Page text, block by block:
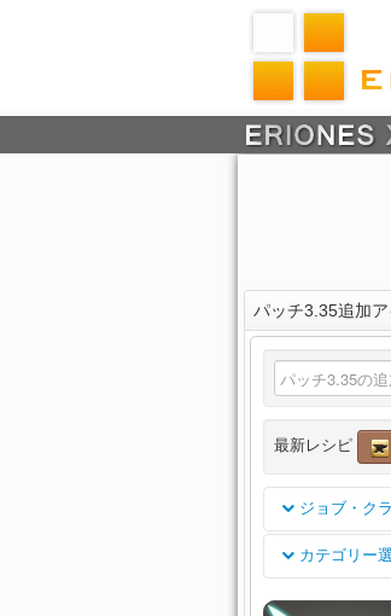
パッチ3.35追加
最新レシピ
ジョブ・ク
Class
カテゴリー
Rogue's Arms